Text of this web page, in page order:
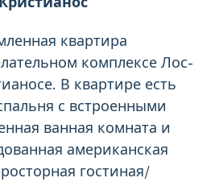
квартира
комплексе Лос-
В квартире есть
с встроенными
ванная комната и
американская
гостиная/